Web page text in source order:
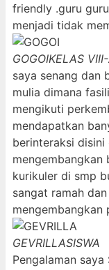
friendly .guru
menjadi tidak
GOGOIKELAS
saya senang dan
mulia dimana
mengikuti
mendapatkan
berinteraksi disini
mengembangkan
kurikuler di smp
sangat ramah
GEVRILLASISWA
Pengalaman